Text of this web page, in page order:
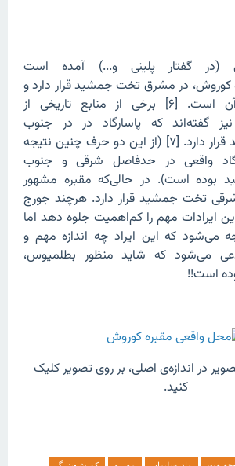
(در گفتار پلینی و...) آمده است
کوروش، در مشرق تخت جمشید قرار دارد و
یک مغ نگهبان آن است. [۶] برخی از منابع تاریخی از
گفته‌اند که پاسارگاد در در جنوب
شرقی تخت جمشید قرار دارد. [۷] (از این دو حرف چنین نتیجه
واقعی در حدفاصل شرقی و جنوب
است). در حالی‌که مقبره مشهور
تخت جمشید قرار دارد. هرچند جورج
ایرادات مهم را کم‌اهمیت جلوه دهد اما
که این ایراد چه اندازه مهم و
می‌شود که شاید منظور بطلمیوس،
است!!
در اندازه‌ی اصلی‌، بر روی‌ تصویر کلیک
کنید.